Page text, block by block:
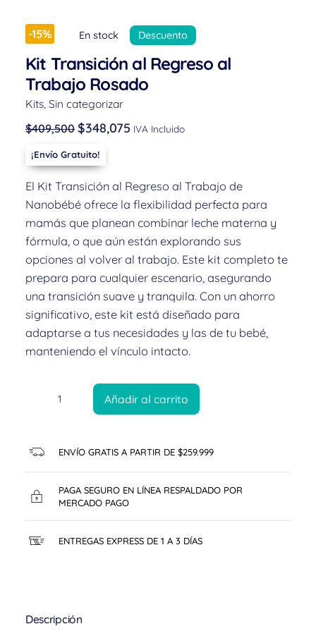
-15% En stock Descuento
Kit Transición al Regreso al
Trabajo Rosado
Kits, Sin categorizar
$409,500 $348,075 IVA Incluido
¡Envío Gratuito!
El Kit Transición al Regreso al Trabajo de
Nanobébé ofrece la flexibilidad perfecta para
mamás que planean combinar leche materna y
fórmula, o que aún están explorando sus
opciones al volver al trabajo. Este kit completo te
prepara para cualquier escenario, asegurando
una transición suave y tranquila. Con un ahorro
significativo, este kit está diseñado para
adaptarse a tus necesidades y las de tu bebé,
manteniendo el vínculo intacto.
Añadir al carrito
ENVÍO GRATIS A PARTIR DE $259.999
PAGA SEGURO EN LÍNEA RESPALDADO POR
MERCADO PAGO
ENTREGAS EXPRESS DE 1 A 3 DÍAS
Descripción